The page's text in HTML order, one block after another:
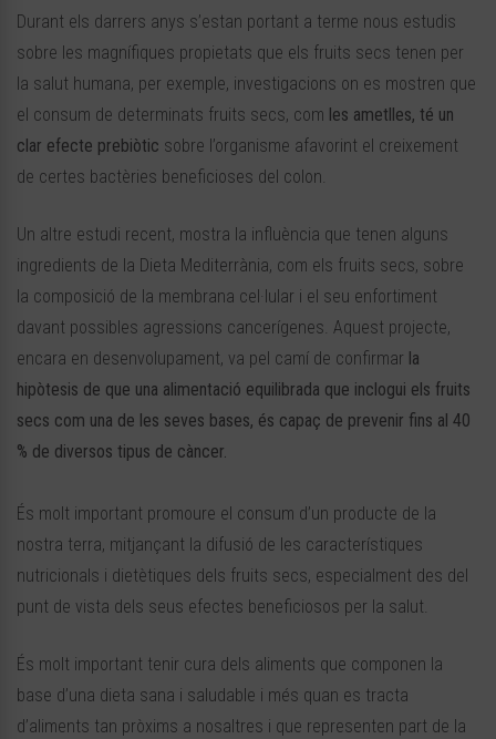
Durant els darrers anys s’estan portant a terme nous estudis
sobre les magnífiques propietats que els fruits secs tenen per
la salut humana, per exemple, investigacions on es mostren que
el consum de determinats fruits secs, com les ametlles, té un
clar efecte prebiòtic sobre l’organisme afavorint el creixement
de certes bactèries beneficioses del colon.
Un altre estudi recent, mostra la influència que tenen alguns
ingredients de la Dieta Mediterrània, com els fruits secs, sobre
la composició de la membrana cel·lular i el seu enfortiment
davant possibles agressions cancerígenes. Aquest projecte,
encara en desenvolupament, va pel camí de confirmar la
hipòtesis de que una alimentació equilibrada que inclogui els fruits
secs com una de les seves bases, és capaç de prevenir fins al 40
% de diversos tipus de càncer.
És molt important promoure el consum d’un producte de la
nostra terra, mitjançant la difusió de les característiques
nutricionals i dietètiques dels fruits secs, especialment des del
punt de vista dels seus efectes beneficiosos per la salut.
És molt important tenir cura dels aliments que componen la
base d’una dieta sana i saludable i més quan es tracta
d’aliments tan pròxims a nosaltres i que representen part de la